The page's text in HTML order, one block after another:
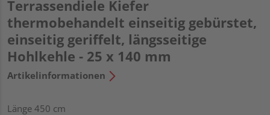
Terrassendiele Kiefer
thermobehandelt einseitig gebürstet,
einseitig geriffelt, längsseitige
Hohlkehle - 25 x 140 mm
Artikelinformationen
Länge 450 cm